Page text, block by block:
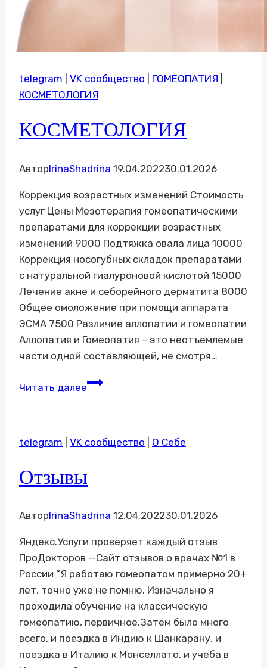
telegram VK сообщество ГОМЕОПАТИЯ
КОСМЕТОЛОГИЯ
КОСМЕТОЛОГИЯ
АвторIrinaShadrina 19.04.202230.01.2026
Коррекция возрастных изменений Стоимость
услуг Цены Мезотерапия гомеопатическими
препаратами для коррекции возрастных
изменений 9000 Подтяжка овала лица 10000
Коррекция носогубных складок препаратами
с натуральной гиалуроновой кислотой 15000
Лечение акне и себорейного дерматита 8000
Общее омоложение при помощи аппарата
ЭСМА 7500 Различие аллопатии и гомеопатии
Аллопатия и Гомеопатия – это неотъемлемые
части одной составляющей, не смотря…
Читать далееКОСМЕТОЛОГИЯ
telegram VK сообщество О Себе
Отзывы
АвторIrinaShadrina 12.04.202230.01.2026
Яндекс.Услуги проверяет каждый отзыв
ПроДокторов —Сайт отзывов о врачах №1 в
России “Я работаю гомеопатом примерно 20+
лет, точно уже не помню. Изначально я
проходила обучение на классическую
гомеопатию, первичное.Затем было много
всего, и поездка в Индию к Шанкарану, и
поездка в Италию к Монселлато, и учеба в